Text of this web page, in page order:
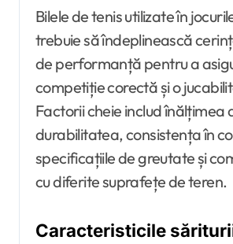
Bilele de tenis utilizate în
trebuie să îndeplinească
de performanță pentru a
competiție corectă și o
Factorii cheie includ înălțimea
durabilitatea, consistența în
specificațiile de greutate și
cu diferite suprafețe de teren.
Caracteristicile